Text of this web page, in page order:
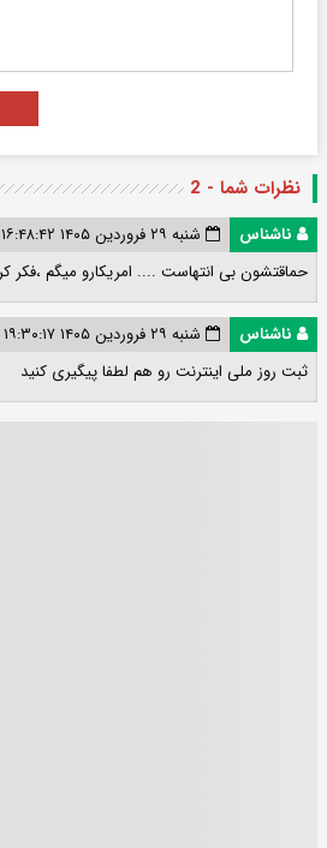
نظرات شما - 2
ناشناس
شنبه ۲۹ فروردین ۱۴۰۵ ۱۶:۴۸:۴۲
حماقتشون بی انتهاست .... امریکارو میگم ،فکر
ناشناس
شنبه ۲۹ فروردین ۱۴۰۵ ۱۹:۳۰:۱۷
ثبت روز ملی اینترنت رو هم لطفا پیگیری کنید